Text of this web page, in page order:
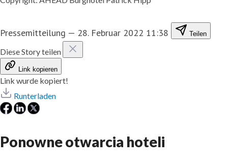
Pressemitteilung — 28. Februar 2022 11:38 Teilen
Diese Story teilen
Link kopieren
Link wurde kopiert!
Runterladen
Ponowne otwarcia hoteli